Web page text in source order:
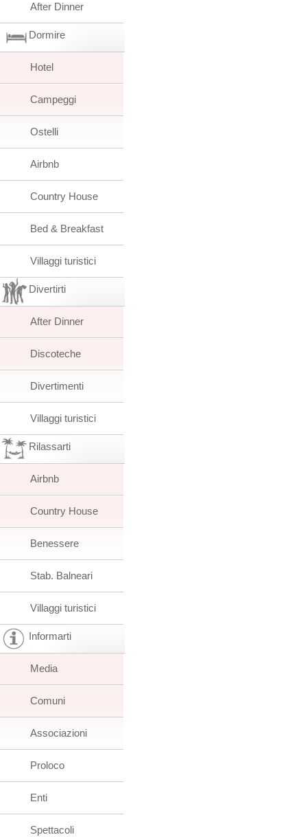
After Dinner
Dormire
Hotel
Campeggi
Ostelli
Airbnb
Country House
Bed & Breakfast
Villaggi turistici
Divertirti
After Dinner
Discoteche
Divertimenti
Villaggi turistici
Rilassarti
Airbnb
Country House
Benessere
Stab. Balneari
Villaggi turistici
Informarti
Media
Comuni
Associazioni
Proloco
Enti
Spettacoli